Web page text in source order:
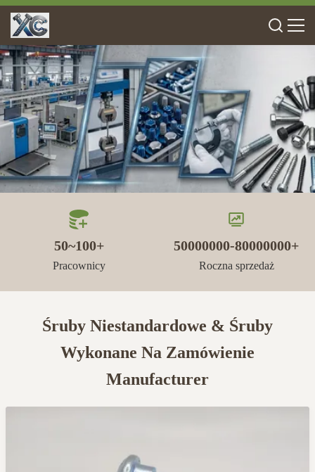
50~100+
Pracownicy
50000000-80000000+
Roczna sprzedaż
Śruby Niestandardowe & Śruby
Wykonane Na Zamówienie
Manufacturer